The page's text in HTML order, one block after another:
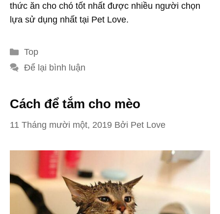
thức ăn cho chó tốt nhất được nhiều người chọn
lựa sử dụng nhất tại Pet Love.
Danh
mục
Top
Để lại bình luận
Cách để tắm cho mèo
11 Tháng mười một, 2019 Bởi Pet Love